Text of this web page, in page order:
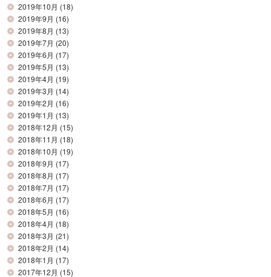
2019年10月 (18)
2019年9月 (16)
2019年8月 (13)
2019年7月 (20)
2019年6月 (17)
2019年5月 (13)
2019年4月 (19)
2019年3月 (14)
2019年2月 (16)
2019年1月 (13)
2018年12月 (15)
2018年11月 (18)
2018年10月 (19)
2018年9月 (17)
2018年8月 (17)
2018年7月 (17)
2018年6月 (17)
2018年5月 (16)
2018年4月 (18)
2018年3月 (21)
2018年2月 (14)
2018年1月 (17)
2017年12月 (15)